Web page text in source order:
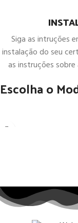
Siga as intruções
instalação do seu
as instruções
Escolha o